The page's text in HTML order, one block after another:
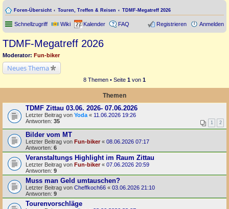
Foren-Übersicht Touren, Treffen & Reisen TDMF-Megatreff 2026
Schnellzugriff Wiki Kalender FAQ Anmelden
Registrieren
TDMF-Megatreff 2026
Moderator: Fun-biker
Neues Thema
8 Themen • Seite 1 von 1
Themen
TDMF Zittau 03.06. 2026- 07.06.2026
Letzter Beitrag von Yoda « 11.06.2026 19:26
Antworten: 35 1 2
Bilder vom MT
Letzter Beitrag von Fun-biker « 08.06.2026 07:17
Antworten: 6
Veranstaltungs Highlight im Raum Zittau
Letzter Beitrag von Fun-biker« 07.06.2026 20:59
Antworten: 9
Muss man Geld umtauschen?
Letzter Beitrag von Cheffkoch66 « 03.06.2026 21:10
Antworten: 9
Tourenvorschläge